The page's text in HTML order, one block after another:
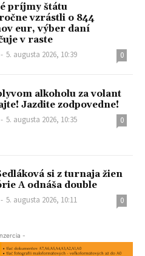
príjmy štátu
vzrástli o 844
eur, výber daní
v raste
- 5. augusta 2026, 10:39 0
alkoholu za volant
Jazdite zodpovedne!
- 5. augusta 2026, 10:35 0
si z turnaja žien
A odnáša double
- 5. augusta 2026, 10:11 0
-